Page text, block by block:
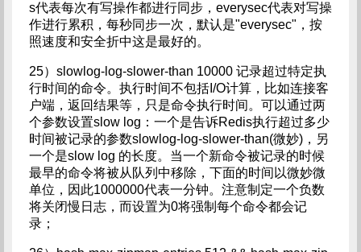
s代表每次有写操作都进行同步，everysec代表对写操
作进行累积，每秒同步一次，默认是"everysec"，按
照速度和安全折中这是最好的。
25）slowlog-log-slower-than 10000 记录超过特定执
行时间的命令。执行时间不包括I/O计算，比如连接客
户端，返回结果等，只是命令执行时间。可以通过两
个参数设置slow log：一个是告诉Redis执行超过多少
时间被记录的参数slowlog-log-slower-than(微妙)，另
一个是slow log 的长度。当一个新命令被记录的时候
最早的命令将被从队列中移除，下面的时间以微妙微
单位，因此1000000代表一分钟。注意制定一个负数
将关闭慢日志，而设置为0将强制每个命令都会记
录；